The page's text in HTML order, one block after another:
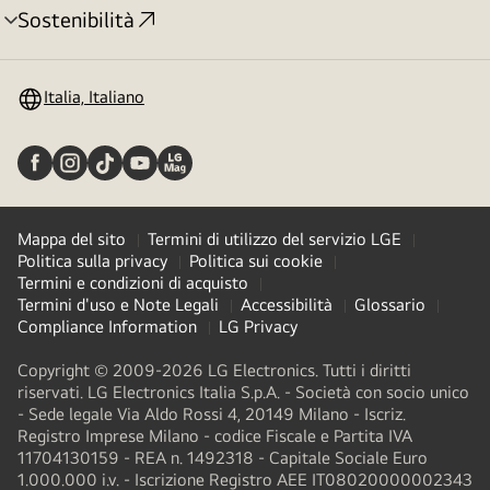
Sostenibilità
Attivazione
Italia, Italiano
Mappa del sito
Termini di utilizzo del servizio LGE
Politica sulla privacy
Politica sui cookie
Termini e condizioni di acquisto
Termini d'uso e Note Legali
Accessibilità
Glossario
Compliance Information
LG Privacy
Copyright © 2009-2026 LG Electronics. Tutti i diritti
riservati. LG Electronics Italia S.p.A. - Società con socio unico
- Sede legale Via Aldo Rossi 4, 20149 Milano - Iscriz.
Registro Imprese Milano - codice Fiscale e Partita IVA
11704130159 - REA n. 1492318 - Capitale Sociale Euro
1.000.000 i.v. - Iscrizione Registro AEE IT08020000002343​